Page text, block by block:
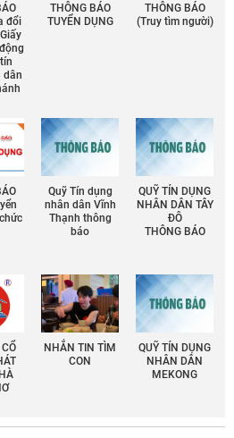
đổi
dân
THÔNG BÁO
TUYỂN DỤNG
THÔNG BÁO
(Truy tìm người)
Quỹ Tín dụng
nhân dân Vĩnh
Thạnh thông
báo
QUỸ TÍN DỤNG
NHÂN DÂN TÂY
ĐÔ
THÔNG BÁO
NHẮN TIN TÌM
CON
QUỸ TÍN DỤNG
NHÂN DÂN
MEKONG